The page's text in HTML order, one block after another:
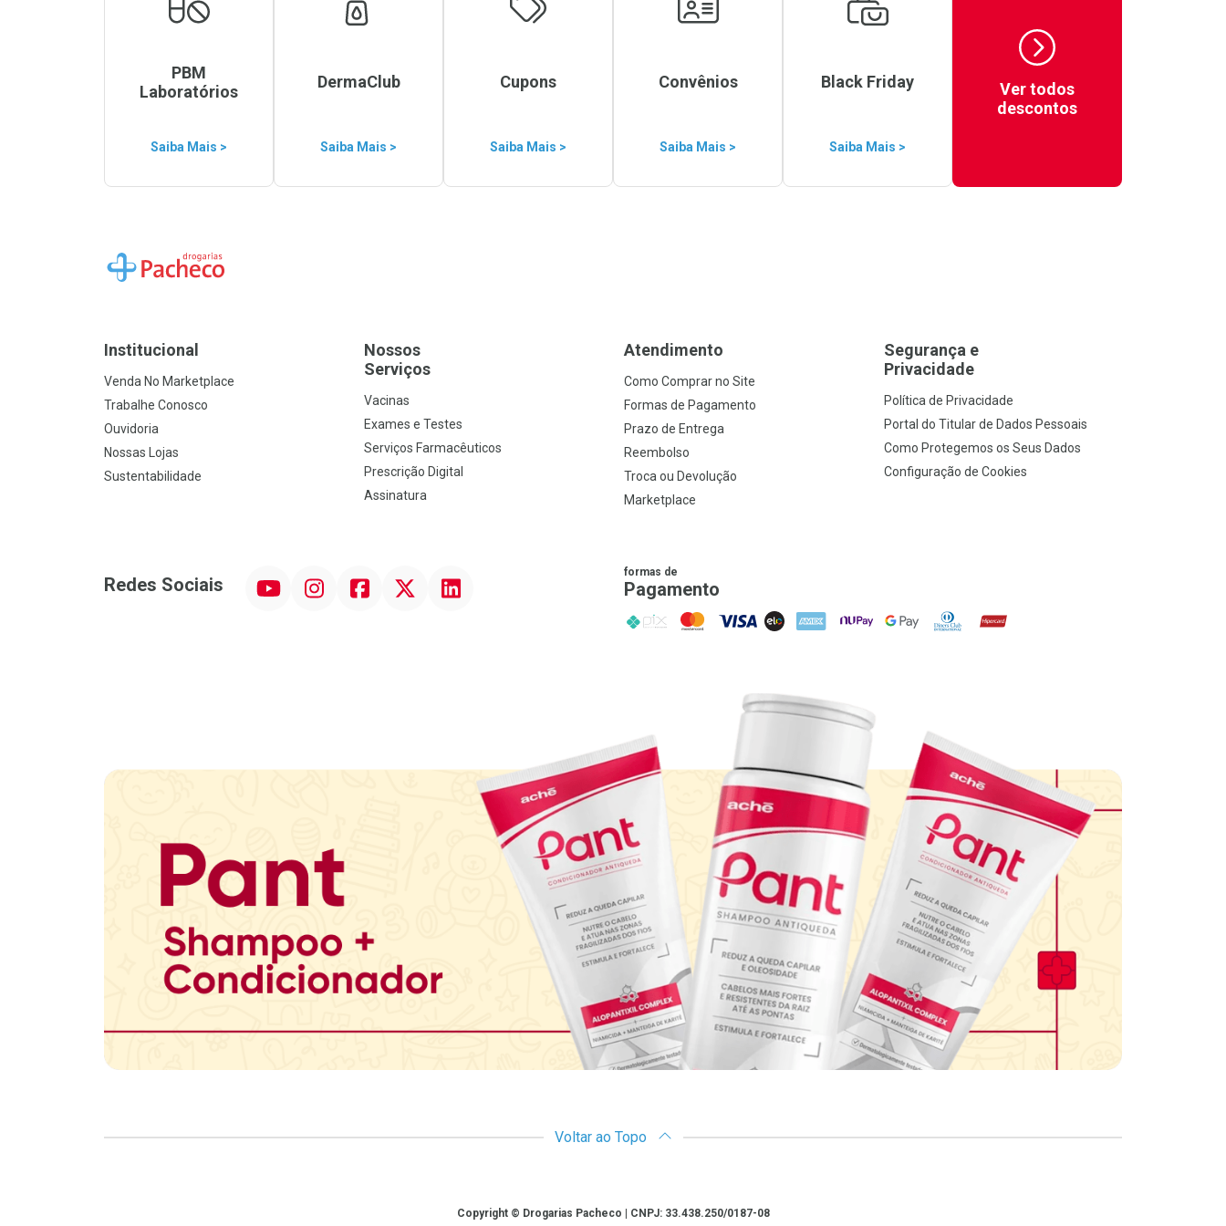
PBM
Laboratórios
Saiba Mais >
DermaClub
Saiba Mais >
Cupons
Saiba Mais >
Convênios
Saiba Mais >
Black Friday
Saiba Mais >
Ver todos
descontos
Ir para a Home
Institucional
Venda No Marketplace
Trabalhe Conosco
Ouvidoria
Nossas Lojas
Sustentabilidade
Nossos
Serviços
Vacinas
Exames e Testes
Serviços Farmacêuticos
Prescrição Digital
Assinatura
Atendimento
Como Comprar no Site
Formas de Pagamento
Prazo de Entrega
Reembolso
Troca ou Devolução
Marketplace
Segurança e
Privacidade
Política de Privacidade
Portal do Titular de Dados Pessoais
Como Protegemos os Seus Dados
Configuração de Cookies
Redes Sociais InstagramFacebookTwitter Linkedin formas de
Pagamento
PIX MasterCard
VISA ELO AMEX NuPay Google PayDiners ClubHipercard
Voltar ao Topo
Copyright © Drogarias Pacheco | CNPJ: 33.438.250/0187-08